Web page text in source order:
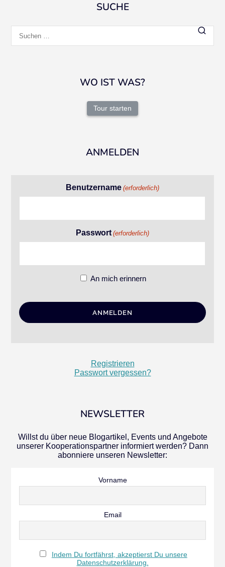
SUCHE
nach:
WO IST WAS?
Tour starten
ANMELDEN
Benutzername (erforderlich)
Passwort (erforderlich)
An mich erinnern
Registrieren
Passwort vergessen?
NEWSLETTER
Willst du über neue Blogartikel, Events und Angebote
unserer Kooperationspartner informiert werden? Dann
abonniere unseren Newsletter:
Vorname
Email
Indem Du fortfährst, akzeptierst Du unsere
Datenschutzerklärung.